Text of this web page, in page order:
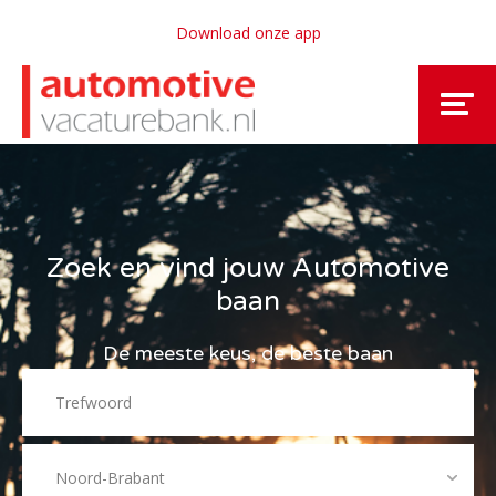
Download onze app
Zoek en vind jouw Automotive
baan
De meeste keus, de beste baan